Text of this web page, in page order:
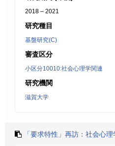
2018 – 2021
研究種目
基盤研究(C)
審査区分
小区分10010:社会心理学関連
研究機関
滋賀大学
「要求特性」再訪：社会心